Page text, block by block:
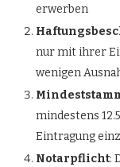
erwerben
nur mit ihrer
wenigen
mindestens
Eintragung
Notarpflicht: